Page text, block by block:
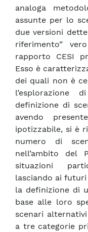
analoga
assunte per lo
due versioni
riferimento”
rapporto CESI
Esso è
dei quali non è
definizione di
avendo
ipotizzabile, si è
numero di
nell’ambito del
situazioni
lasciando ai
la definizione di
base alle loro
scenari
a tre categorie